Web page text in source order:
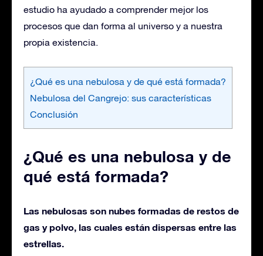
estudio ha ayudado a comprender mejor los
procesos que dan forma al universo y a nuestra
propia existencia.
¿Qué es una nebulosa y de qué está formada?
Nebulosa del Cangrejo: sus características
Conclusión
¿Qué es una nebulosa y de
qué está formada?
Las nebulosas son nubes formadas de restos de
gas y polvo, las cuales están dispersas entre las
estrellas.